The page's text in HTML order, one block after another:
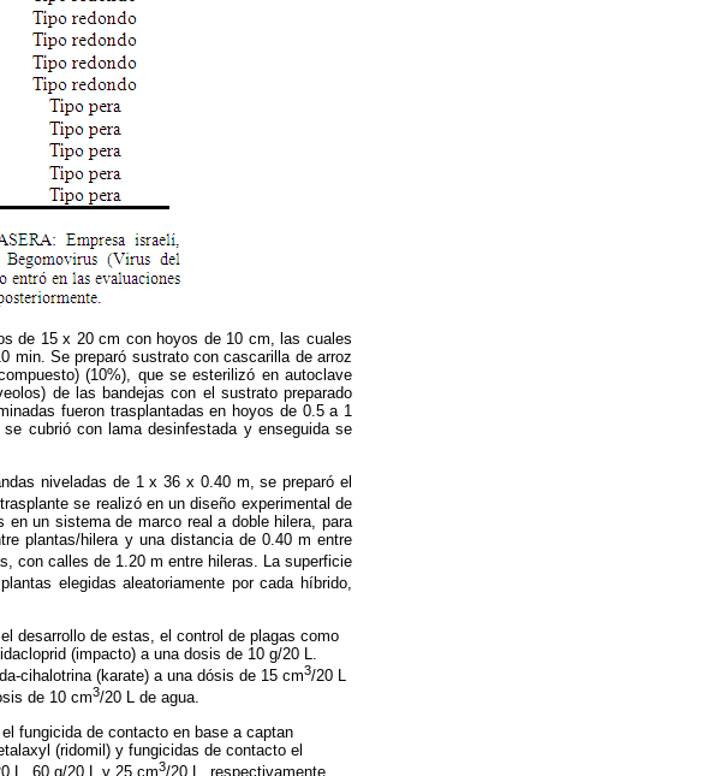
de 15 x 20 cm con hoyos de 10 cm, las cuales
min. Se preparó sustrato con cascarilla de arroz
(10%), que se esterilizó en autoclave
de las bandejas con el sustrato preparado
fueron trasplantadas en hoyos de 0.5 a 1
cubrió con lama desinfestada y enseguida se
niveladas de 1 x 36 x 0.40 m, se preparó el
se realizó en un diseño experimental de
un sistema de marco real a doble hilera, para
plantas/hilera y una distancia de 0.40 m entre
con calles de 1.20 m entre hileras. La superficie
elegidas aleatoriamente por cada híbrido,
desarrollo de estas, el control de plagas como
(impacto) a una dosis de 10 g/20 L.
cihalotrina (karate) a una dósis de 15 cm3/20 L
de 10 cm3/20 L de agua.
fungicida de contacto en base a captan
(ridomil) y fungicidas de contacto el
L, 60 g/20 L y 25 cm3/20 L, respectivamente,